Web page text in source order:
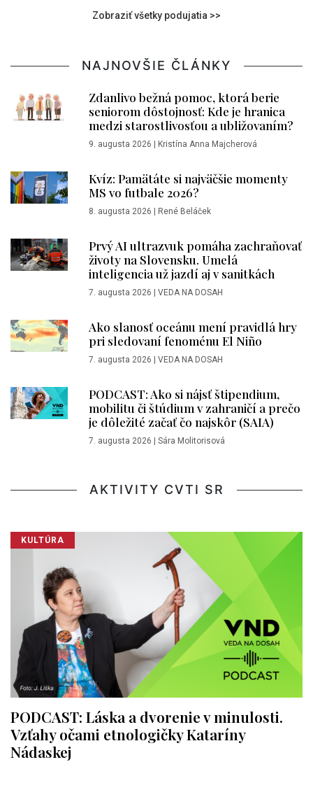
Zobraziť všetky podujatia >>
NAJNOVŠIE ČLÁNKY
Zdanlivo bežná pomoc, ktorá berie
seniorom dôstojnosť: Kde je hranica
medzi starostlivosťou a ubližovaním?
9. augusta 2026 | Kristína Anna Majcherová
Kvíz: Pamätáte si najväčšie momenty
MS vo futbale 2026?
8. augusta 2026 | René Beláček
Prvý AI ultrazvuk pomáha zachraňovať
životy na Slovensku. Umelá
inteligencia už jazdí aj v sanitkách
7. augusta 2026 | VEDA NA DOSAH
Ako slanosť oceánu mení pravidlá hry
pri sledovaní fenoménu El Niño
7. augusta 2026 | VEDA NA DOSAH
PODCAST: Ako si nájsť štipendium,
mobilitu či štúdium v zahraničí a prečo
je dôležité začať čo najskôr (SAIA)
7. augusta 2026 | Sára Molitorisová
AKTIVITY CVTI SR
KULTÚRA
PODCAST: Láska a dvorenie v minulosti.
Vzťahy očami etnologičky Kataríny
Nádaskej